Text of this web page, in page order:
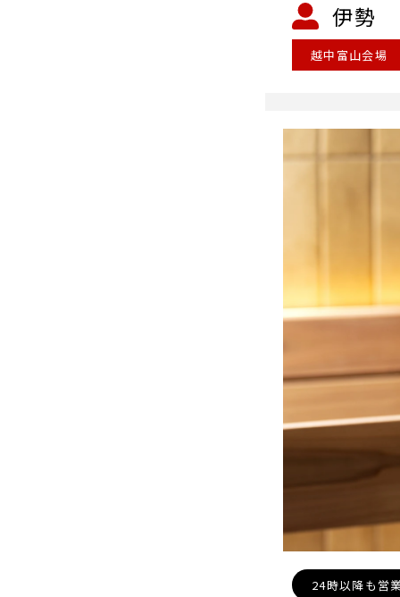
伊勢
越中富山会場
24時以降も営